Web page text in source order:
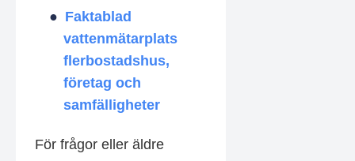
Faktablad
vattenmätarplats
flerbostadshus,
företag och
samfälligheter
För frågor eller äldre